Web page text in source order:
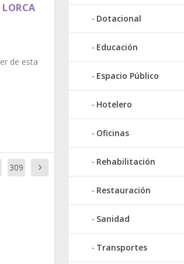
LORCA
de esta
309
Dotacional
Educación
Espacio Público
Hotelero
Oficinas
Rehabilitación
Restauración
Sanidad
Transportes